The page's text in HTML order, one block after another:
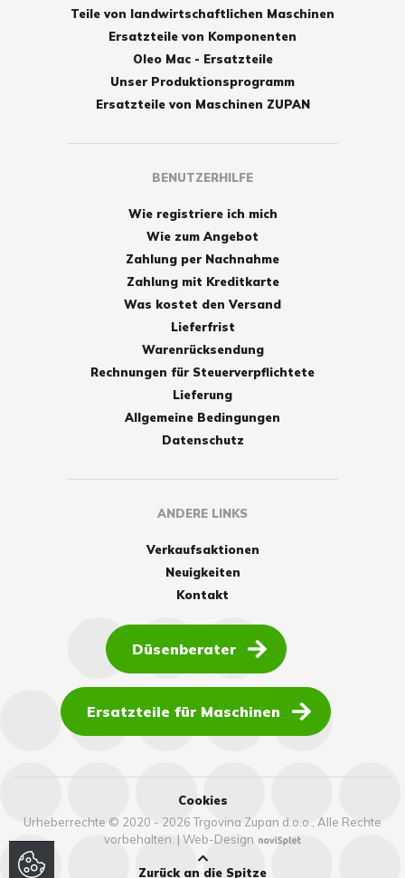
Teile von landwirtschaftlichen Maschinen
Ersatzteile von Komponenten
Oleo Mac - Ersatzteile
Unser Produktionsprogramm
Ersatzteile von Maschinen ZUPAN
BENUTZERHILFE
Wie registriere ich mich
Wie zum Angebot
Zahlung per Nachnahme
Zahlung mit Kreditkarte
Was kostet den Versand
Lieferfrist
Warenrücksendung
Rechnungen für Steuerverpflichtete
Lieferung
Allgemeine Bedingungen
Datenschutz
ANDERE LINKS
Verkaufsaktionen
Neuigkeiten
Kontakt
Düsenberater
Ersatzteile für Maschinen
Cookies
Urheberrechte © 2020 - 2026 Trgovina Zupan d.o.o., Alle Rechte
vorbehalten. | Web-Design
Zurück an die Spitze